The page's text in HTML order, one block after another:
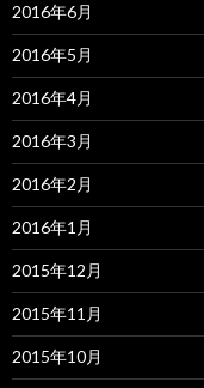
2016年6月
2016年5月
2016年4月
2016年3月
2016年2月
2016年1月
2015年12月
2015年11月
2015年10月